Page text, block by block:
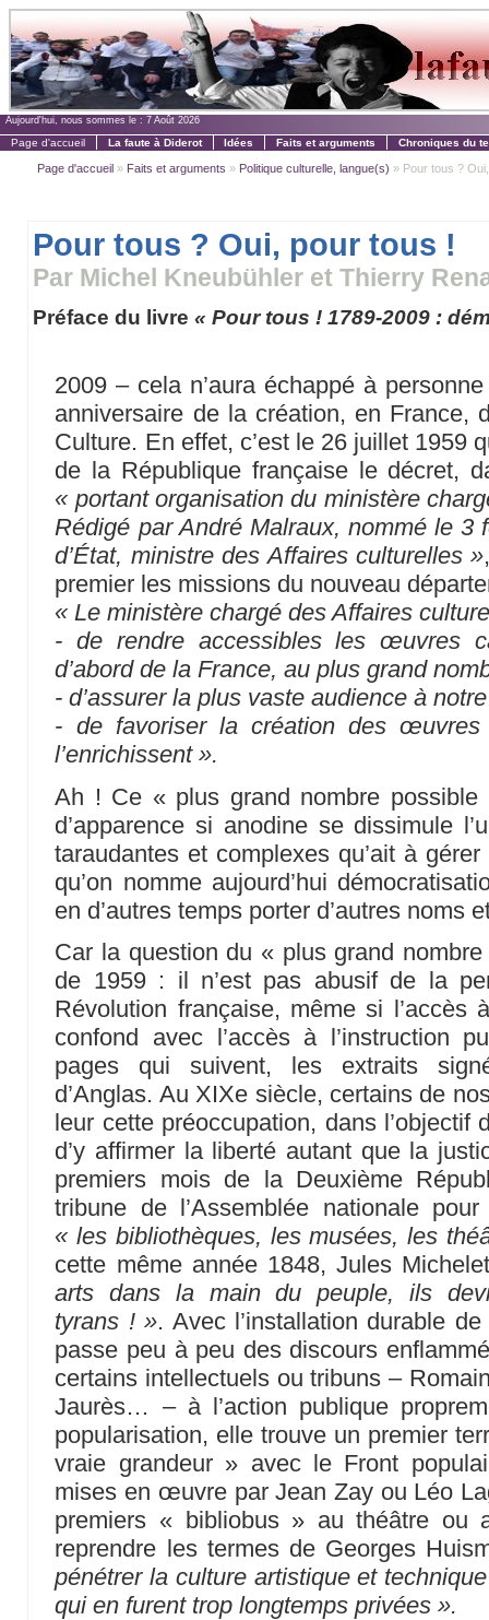
Aujourd'hui, nous sommes le : 7 Août 2026
Page d'accueil La faute à Diderot Idées Faits et arguments Chroniques du
Page d'accueil » Faits et arguments » Politique culturelle, langue(s) » Pour tous ?
Pour tous ? Oui, pour tous !
Par Michel Kneubühler et Thierry
Préface du livre« Pour tous ! 1789-2009 :
2009 – cela n’aura échappé à
anniversaire de la création, en France,
Culture. En effet, c’est le 26 juillet 1959
de la République française le décret,
« portant organisation du ministère
Rédigé par André Malraux, nommé le 3
d’État, ministre des Affaires culturelles »
premier les missions du nouveau
« Le ministère chargé des Affaires
- de rendre accessibles les œuvres
d’abord de la France, au plus grand
- d’assurer la plus vaste audience à
- de favoriser la création des œuvres
l’enrichissent ».
Ah ! Ce « plus grand nombre
d’apparence si anodine se dissimule
taraudantes et complexes qu’ait à
qu’on nomme aujourd’hui
en d’autres temps porter d’autres noms
Car la question du « plus grand
de 1959 : il n’est pas abusif de la
Révolution française, même si l’accès
confond avec l’accès à l’instruction
pages qui suivent, les extraits
d’Anglas. Au XIXe siècle, certains de
leur cette préoccupation, dans l’objectif
d’y affirmer la liberté autant que la
premiers mois de la Deuxième
tribune de l’Assemblée nationale
« les bibliothèques, les musées, les
cette même année 1848, Jules
arts dans la main du peuple, ils
tyrans ! ». Avec l’installation durable
passe peu à peu des discours
certains intellectuels ou tribuns –
Jaurès… – à l’action publique
popularisation, elle trouve un premier
vraie grandeur » avec le Front
mises en œuvre par Jean Zay ou Léo
premiers « bibliobus » au théâtre ou
reprendre les termes de Georges
pénétrer la culture artistique et
qui en furent trop longtemps privées ».